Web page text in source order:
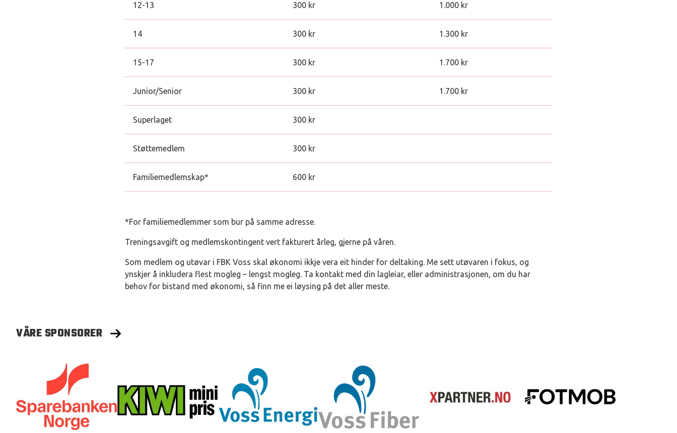
12-13 300 kr 1.000 kr
14 300 kr 1.300 kr
15-17 300 kr 1.700 kr
Junior/Senior 300 kr 1.700 kr
Superlaget 300 kr
Støttemedlem 300 kr
Familiemedlemskap* 600 kr
*For familiemedlemmer som bur på samme adresse.
Treningsavgift og medlemskontingent vert fakturert årleg, gjerne på våren.
Som medlem og utøvar i FBK Voss skal økonomi ikkje vera eit hinder for deltaking. Me sett utøvaren i fokus, og
ynskjer å inkludera flest mogleg – lengst mogleg. Ta kontakt med din lagleiar, eller administrasjonen, om du har
behov for bistand med økonomi, så finn me ei løysing på det aller meste.
VÅRE SPONSORER